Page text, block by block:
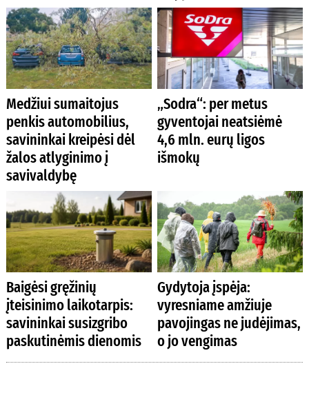
Medžiui sumaitojus
penkis automobilius,
savininkai kreipėsi dėl
žalos atlyginimo į
savivaldybę
„Sodra“: per metus
gyventojai neatsiėmė
4,6 mln. eurų ligos
išmokų
Baigėsi gręžinių
įteisinimo laikotarpis:
savininkai susizgribo
paskutinėmis dienomis
Gydytoja įspėja:
vyresniame amžiuje
pavojingas ne judėjimas,
o jo vengimas